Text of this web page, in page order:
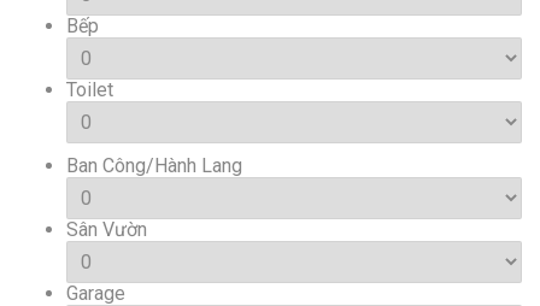
Bếp
Toilet
Ban Công/Hành Lang
Sân Vườn
Garage